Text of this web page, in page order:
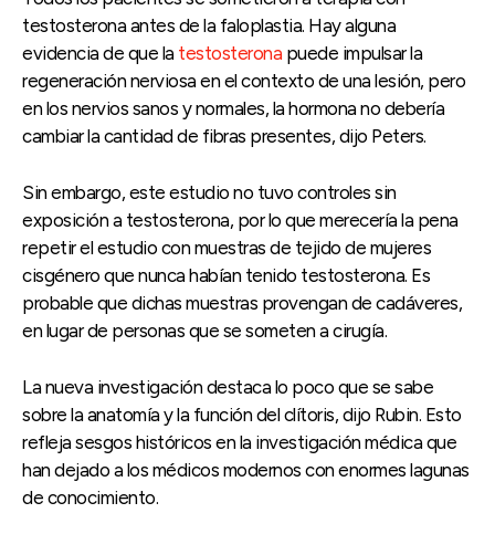
testosterona antes de la faloplastia. Hay alguna
evidencia de que la testosterona puede impulsar la
regeneración nerviosa en el contexto de una lesión, pero
en los nervios sanos y normales, la hormona no debería
cambiar la cantidad de fibras presentes, dijo Peters.
Sin embargo, este estudio no tuvo controles sin
exposición a testosterona, por lo que merecería la pena
repetir el estudio con muestras de tejido de mujeres
cisgénero que nunca habían tenido testosterona. Es
probable que dichas muestras provengan de cadáveres,
en lugar de personas que se someten a cirugía.
La nueva investigación destaca lo poco que se sabe
sobre la anatomía y la función del clítoris, dijo Rubin. Esto
refleja sesgos históricos en la investigación médica que
han dejado a los médicos modernos con enormes lagunas
de conocimiento.